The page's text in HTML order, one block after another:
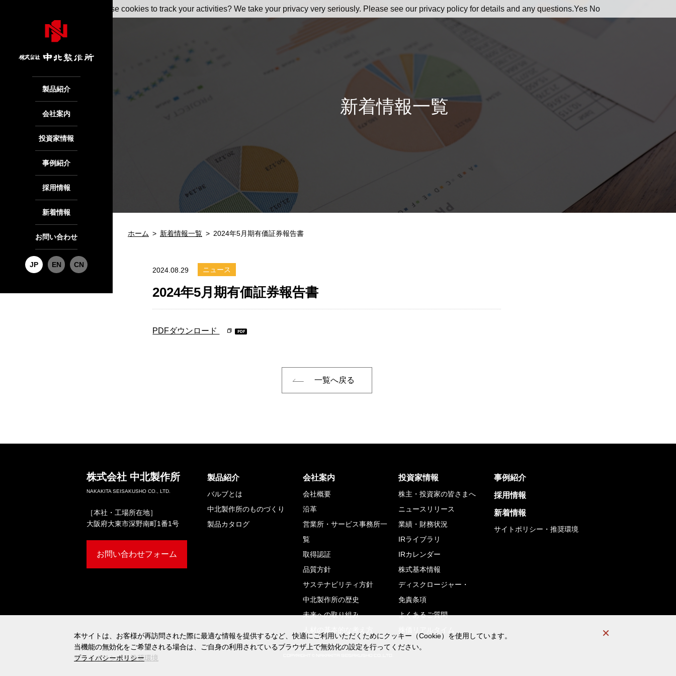
製品紹介
会社案内
投資家情報
事例紹介
採用情報
新着情報
お問い合わせ
JP EN CN
本サイトは、お客様が再訪問された際に最適な情報を提供するなど、快適にご利用いただくためにクッキー（Cookie）を使用しています。
当機能の無効化をご希望される場合は、ご自身の利用されているブラウザ上で無効化の設定を行ってください。
サイトポリシー＆推奨環境
新着情報一覧
ホーム 新着情報一覧 2024年5月期有価証券報告書
2024.08.29 ニュース
2024年5月期有価証券報告書
PDFダウンロード
一覧へ戻る
本サイトは、お客様が再訪問された際に最適な情報を提供するなど、快適にご利用いただくためにクッキー（Cookie）を使用しています。
当機能の無効化をご希望される場合は、ご自身の利用されているブラウザ上で無効化の設定を行ってください。
プライバシーポリシー
株式会社 中北製作所
NAKAKITA SEISAKUSHO CO., LTD.
［本社・工場所在地］
大阪府大東市深野南町1番1号
お問い合わせフォーム
製品紹介
バルブとは
中北製作所のものづくり
製品カタログ
会社案内
会社概要
沿革
営業所・サービス事務所一
覧
取得認証
品質方針
サステナビリティ方針
中北製作所の歴史
未来への取り組み
投資家情報
株主・投資家の皆さまへ
ニュースリリース
業績・財務状況
IRライブラリ
IRカレンダー
株式基本情報
ディスクロージャー・
免責条項
よくあるご質問
事例紹介
採用情報
新着情報
サイトポリシー・推奨環境
May we use cookies to track your activities? We take your privacy very seriously. Please see our privacy policy for details and any questions.Yes No